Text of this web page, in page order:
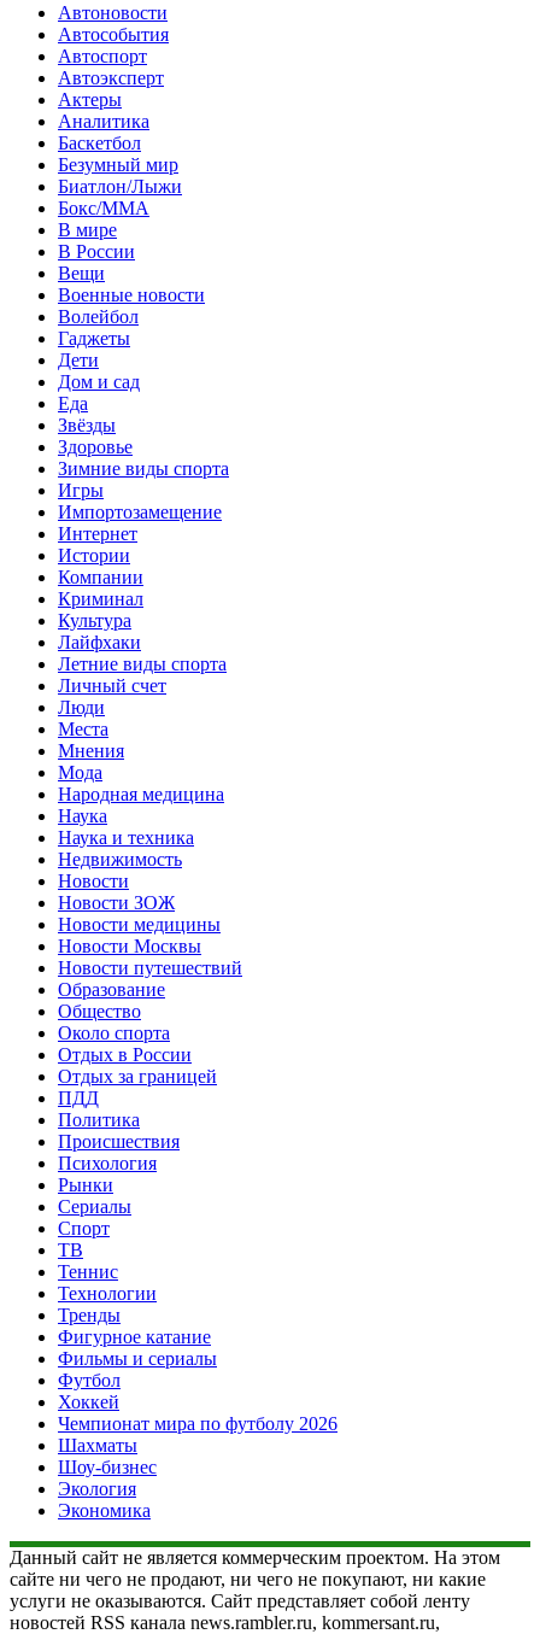
Автоновости
Автособытия
Автоспорт
Автоэксперт
Актеры
Аналитика
Баскетбол
Безумный мир
Биатлон/Лыжи
Бокс/MMA
В мире
В России
Вещи
Военные новости
Волейбол
Гаджеты
Дети
Дом и сад
Еда
Звёзды
Здоровье
Зимние виды спорта
Игры
Импортозамещение
Интернет
Истории
Компании
Криминал
Культура
Лайфхаки
Летние виды спорта
Личный счет
Люди
Места
Мнения
Мода
Народная медицина
Наука
Наука и техника
Недвижимость
Новости
Новости ЗОЖ
Новости медицины
Новости Москвы
Новости путешествий
Образование
Общество
Около спорта
Отдых в России
Отдых за границей
ПДД
Политика
Происшествия
Психология
Рынки
Сериалы
Спорт
ТВ
Теннис
Технологии
Тренды
Фигурное катание
Фильмы и сериалы
Футбол
Хоккей
Чемпионат мира по футболу 2026
Шахматы
Шоу-бизнес
Экология
Экономика
Данный сайт не является коммерческим проектом. На этом
сайте ни чего не продают, ни чего не покупают, ни какие
услуги не оказываются. Сайт представляет собой ленту
новостей RSS канала news.rambler.ru, kommersant.ru,